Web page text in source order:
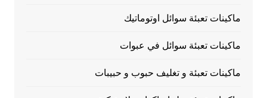
ماكينات تعبئة سوائل اوتوماتيك
ماكينات تعبئة سوائل في عبوات
ماكينات تعبئة و تغليف حبوب و حبيبات